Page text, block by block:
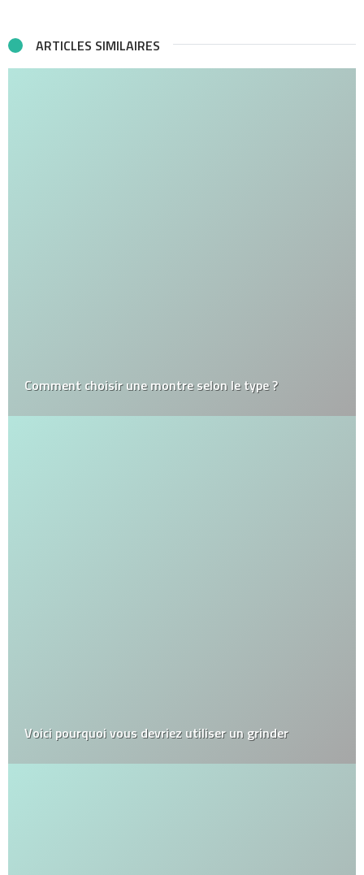
ARTICLES SIMILAIRES
Comment choisir une montre selon le type ?
Voici pourquoi vous devriez utiliser un grinder